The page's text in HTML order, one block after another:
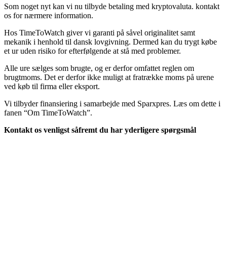
Som noget nyt kan vi nu tilbyde betaling med kryptovaluta. kontakt
os for nærmere information.
Hos TimeToWatch giver vi garanti på såvel originalitet samt
mekanik i henhold til dansk lovgivning. Dermed kan du trygt købe
et ur uden risiko for efterfølgende at stå med problemer.
Alle ure sælges som brugte, og er derfor omfattet reglen om
brugtmoms. Det er derfor ikke muligt at fratrække moms på urene
ved køb til firma eller eksport.
Vi tilbyder finansiering i samarbejde med Sparxpres. Læs om dette i
fanen “Om TimeToWatch”.
Kontakt os venligst såfremt du har yderligere spørgsmål